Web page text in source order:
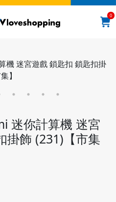
0
機 迷宮遊戲 鎖匙扣 鎖匙扣掛
】
迷你計算機 迷宮
掛飾 (231)【市集